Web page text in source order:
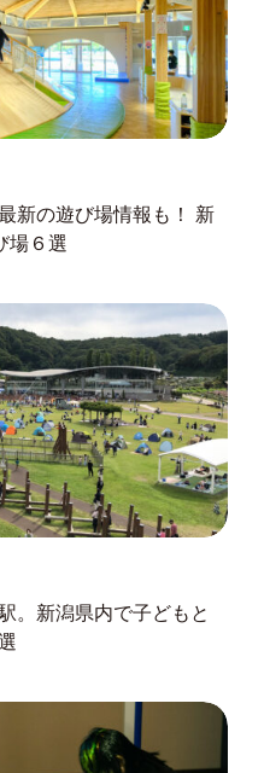
新の遊び場情報も！ 新
場６選
。 新潟県内で子どもと